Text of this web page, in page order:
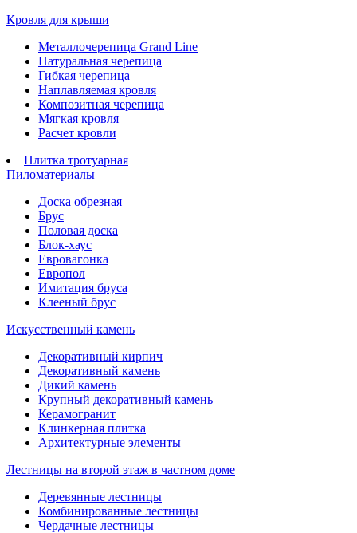
Кровля для крыши
Металлочерепица Grand Line
Натуральная черепица
Гибкая черепица
Наплавляемая кровля
Композитная черепица
Мягкая кровля
Расчет кровли
Плитка тротуарная
Пиломатериалы
Доска обрезная
Брус
Половая доска
Блок-хаус
Евровагонка
Европол
Имитация бруса
Клееный брус
Искусственный камень
Декоративный кирпич
Декоративный камень
Дикий камень
Крупный декоративный камень
Керамогранит
Клинкерная плитка
Архитектурные элементы
Лестницы на второй этаж в частном доме
Деревянные лестницы
Комбинированные лестницы
Чердачные лестницы